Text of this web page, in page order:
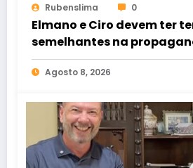
Rubenslima 0
Elmano e Ciro devem ter
semelhantes na
de rádio e TV
Agosto 8, 2026